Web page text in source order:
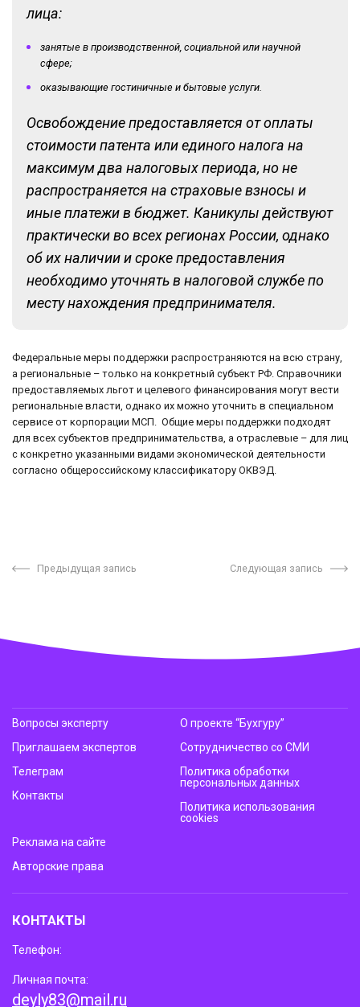
лица:
занятые в производственной, социальной или научной
сфере;
оказывающие гостиничные и бытовые услуги.
Освобождение предоставляется от оплаты
стоимости патента или единого налога на
максимум два налоговых периода, но не
распространяется на страховые взносы и
иные платежи в бюджет. Каникулы действуют
практически во всех регионах России, однако
об их наличии и сроке предоставления
необходимо уточнять в налоговой службе по
месту нахождения предпринимателя.
Федеральные меры поддержки распространяются на всю страну,
а региональные – только на конкретный субъект РФ. Справочники
предоставляемых льгот и целевого финансирования могут вести
региональные власти, однако их можно уточнить в специальном
сервисе от корпорации МСП. Общие меры поддержки подходят
для всех субъектов предпринимательства, а отраслевые – для лиц
с конкретно указанными видами экономической деятельности
согласно общероссийскому классификатору ОКВЭД.
Предыдущая запись Следующая запись
Вопросы эксперту
Приглашаем экспертов
Телеграм
Контакты
О проекте “Бухгуру”
Сотрудничество со СМИ
Политика обработки
персональных данных
Политика использования
cookies
Реклама на сайте
Авторские права
КОНТАКТЫ
Телефон:
Личная почта:
deyly83@mail.ru